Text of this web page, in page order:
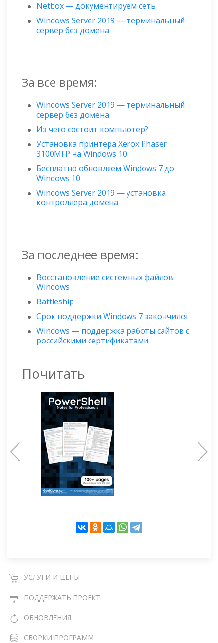
Netbox — документируем сеть
Windows Server 2019 — терминальный
сервер без домена
За все время:
Windows Server 2019 — терминальный
сервер без домена
Из чего состоит компьютер?
Установка принтера Xerox Phaser
3100MFP на Windows 10
Бесплатно обновляем Windows 7 до
Windows 10
Windows Server 2019 — установка
контроллера домена
За последнее время:
Восстановление системных файлов
Windows
Battleship
Срок поддержки Windows 7 закончился
Windows — поддержка работы сайтов с
российскими сертификатами
Почитать
УСЛУГИ И ЦЕНЫ
ПОДДЕРЖАТЬ ПРОЕКТ
ОБНОВЛЕНИЯ
СБОРКИ ПРОГРАММ